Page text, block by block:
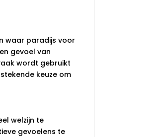
waar paradijs voor
gevoel van
wordt gebruikt
keuze om
welzijn te
gevoelens te